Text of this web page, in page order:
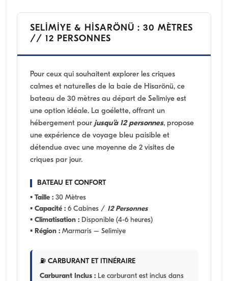
SELİMİYE & HİSARÖNÜ : 30 MÈTRES
// 12 PERSONNES
Pour ceux qui souhaitent explorer les criques
calmes et naturelles de la baie de Hisarönü, ce
bateau de 30 mètres au départ de Selimiye est
une option idéale. La goélette, offrant un
hébergement pour jusqu'à 12 personnes, propose
une expérience de voyage bleu paisible et
détendue avec une moyenne de 2 visites de
criques par jour.
BATEAU ET CONFORT
▪ Taille : 30 Mètres
▪ Capacité : 6 Cabines / 12 Personnes
▪ Climatisation : Disponible (4-6 heures)
▪ Région : Marmaris – Selimiye
⛽ CARBURANT ET ITINÉRAIRE
Carburant Inclus : Le carburant est inclus dans